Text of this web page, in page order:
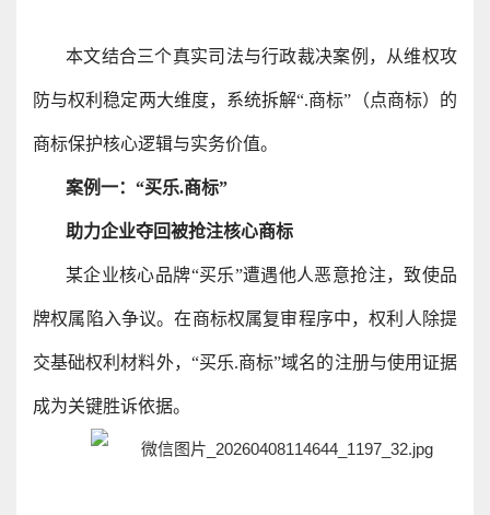
本文结合三个真实司法与行政裁决案例，从维权攻
防与权利稳定两大维度，系统拆解“.商标”（点商标）的
商标保护核心逻辑与实务价值。
案例一：“买乐.商标”
助力企业夺回被抢注核心商标
某企业核心品牌“买乐”遭遇他人恶意抢注，致使品
牌权属陷入争议。在商标权属复审程序中，权利人除提
交基础权利材料外，“买乐.商标”域名的注册与使用证据
成为关键胜诉依据。